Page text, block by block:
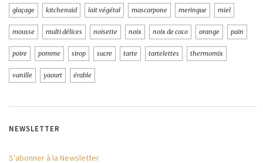
glaçage kitchenaid lait végétal mascarpone meringue miel
mousse multi délices noisette noix noix de coco orange pain
poire pomme sirop sucre tarte tartelettes thermomix
vanille yaourt érable
NEWSLETTER
S'abonner à la Newsletter